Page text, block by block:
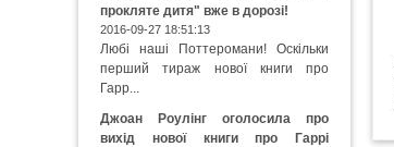
прокляте дитя" вже в дорозі!
2016-09-27 18:51:13
Любі наші Поттеромани! Оскільки
перший тираж нової книги про
Гарр...
Джоан Роулінг оголосила про
вихід нової книги про Гаррі